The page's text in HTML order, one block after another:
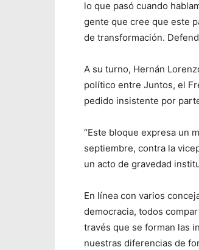
lo que pasó cuando
gente que cree que este
de transformación.
A su turno, Hernán
político entre Juntos, el
pedido insistente por
“Este bloque expresa un
septiembre, contra la
un acto de gravedad
En línea con varios
democracia, todos
través que se forman las
nuestras diferencias de